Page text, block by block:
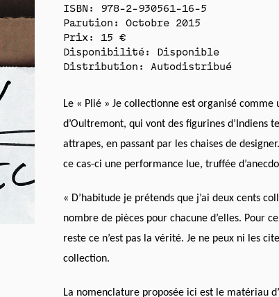
ISBN: 978-2-930561-16-5
Parution: Octobre 2015
Prix: 15 €
Disponibilité:
Disponible
Distribution: Autodistribué
Le « Plié »Je collectionne est organisé comme
d’Oultremont, qui vont des figurines d’ Indiens
attrapes, en passant par les chaises de
ce cas-ci une performance lue, truffée d’
« D’habitude je prétends que j’ai deux cents
nombre de pièces pour chacune d’elles. Pour
reste ce n’est pas la vérité. Je ne peux ni les
collection.
La nomenclature proposée ici est le matériau